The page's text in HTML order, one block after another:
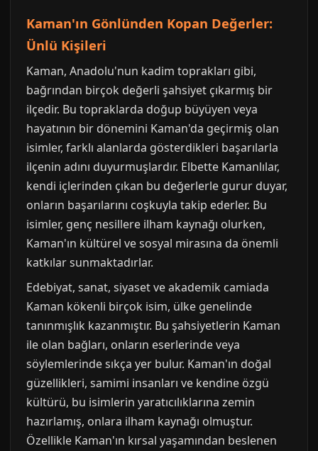
Kaman'ın Gönlünden Kopan Değerler:
Ünlü Kişileri
Kaman, Anadolu'nun kadim toprakları gibi,
bağrından birçok değerli şahsiyet çıkarmış bir
ilçedir. Bu topraklarda doğup büyüyen veya
hayatının bir dönemini Kaman'da geçirmiş olan
isimler, farklı alanlarda gösterdikleri başarılarla
ilçenin adını duyurmuşlardır. Elbette Kamanlılar,
kendi içlerinden çıkan bu değerlerle gurur duyar,
onların başarılarını coşkuyla takip ederler. Bu
isimler, genç nesillere ilham kaynağı olurken,
Kaman'ın kültürel ve sosyal mirasına da önemli
katkılar sunmaktadırlar.
Edebiyat, sanat, siyaset ve akademik camiada
Kaman kökenli birçok isim, ülke genelinde
tanınmışlık kazanmıştır. Bu şahsiyetlerin Kaman
ile olan bağları, onların eserlerinde veya
söylemlerinde sıkça yer bulur. Kaman'ın doğal
güzellikleri, samimi insanları ve kendine özgü
kültürü, bu isimlerin yaratıcılıklarına zemin
hazırlamış, onlara ilham kaynağı olmuştur.
Özellikle Kaman'ın kırsal yaşamından beslenen